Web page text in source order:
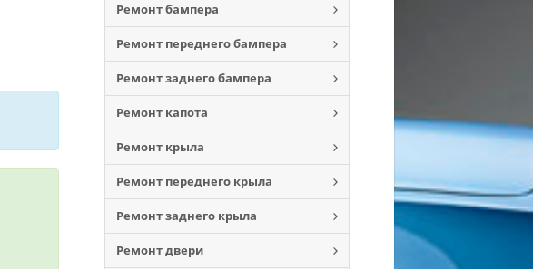
Ремонт бампера
Ремонт переднего бампера
Ремонт заднего бампера
Ремонт капота
Ремонт крыла
Ремонт переднего крыла
Ремонт заднего крыла
Ремонт двери